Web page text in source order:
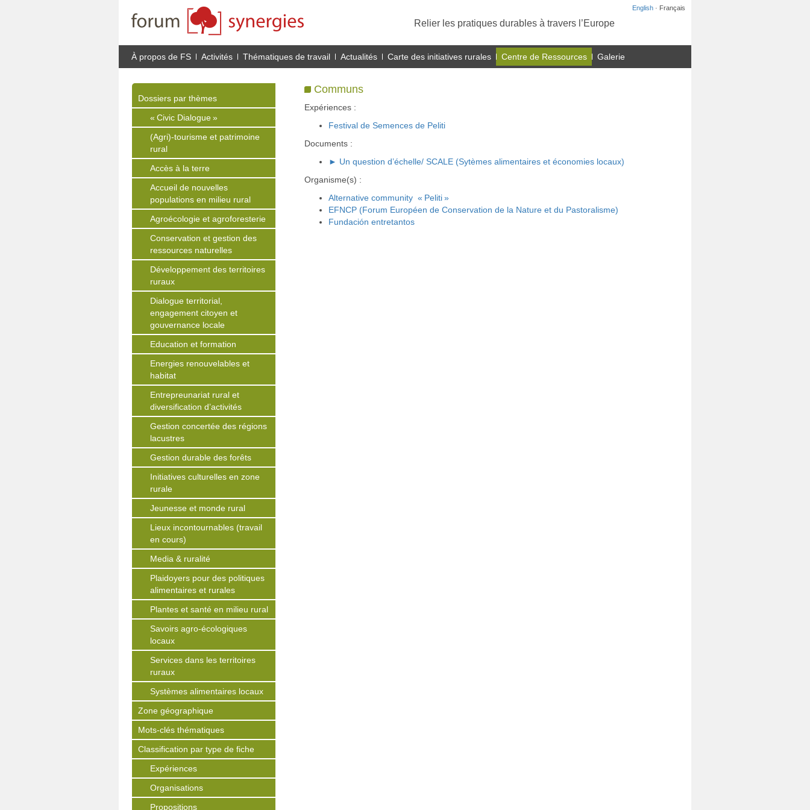
English · Français
Relier les pratiques durables à travers l’Europe
À propos de FS Activités Thématiques de travail Actualités Carte des initiatives rurales Centre de Ressources Galerie
Dossiers par thèmes
« Civic Dialogue »
(Agri)-tourisme et patrimoine
rural
Accès à la terre
Accueil de nouvelles
populations en milieu rural
Agroécologie et agroforesterie
Conservation et gestion des
ressources naturelles
Développement des territoires
ruraux
Dialogue territorial,
engagement citoyen et
gouvernance locale
Education et formation
Energies renouvelables et
habitat
Entrepreunariat rural et
diversification d’activités
Gestion concertée des régions
lacustres
Gestion durable des forêts
Initiatives culturelles en zone
rurale
Jeunesse et monde rural
Lieux incontournables (travail
en cours)
Media & ruralité
Plaidoyers pour des politiques
alimentaires et rurales
Plantes et santé en milieu rural
Savoirs agro-écologiques
locaux
Services dans les territoires
ruraux
Systèmes alimentaires locaux
Zone géographique
Mots-clés thématiques
Classification par type de fiche
Expériences
Organisations
Propositions
Communs
Expériences :
Festival de Semences de Peliti
Documents :
► Un question d’échelle/ SCALE (Sytèmes alimentaires et économies locaux)
Organisme(s) :
Alternative community « Peliti »
EFNCP (Forum Européen de Conservation de la Nature et du Pastoralisme)
Fundación entretantos